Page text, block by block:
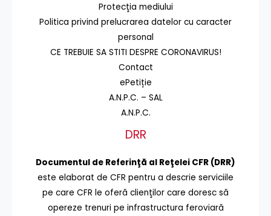
Protecţia mediului
Politica privind prelucrarea datelor cu caracter
personal
CE TREBUIE SA STITI DESPRE CORONAVIRUS!
Contact
ePetiție
A.N.P.C. – SAL
A.N.P.C.
DRR
Documentul de Referinţă al Reţelei CFR (DRR)
este elaborat de CFR pentru a descrie serviciile
pe care CFR le oferă clienţilor care doresc să
opereze trenuri pe infrastructura feroviară